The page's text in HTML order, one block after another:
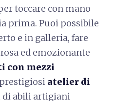
toccare con mano
prima. Puoi possibile
e in galleria, fare
ed emozionante
con mezzi
atelier di
di abili artigiani